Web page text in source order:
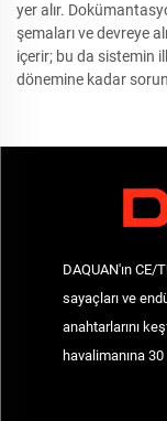
yer alır.
şemaları ve devreye
içerir; bu da sistemin
dönemine kadar
DAQUAN'ın CE/
sayaçları ve
anahtarlarını
havalimanına